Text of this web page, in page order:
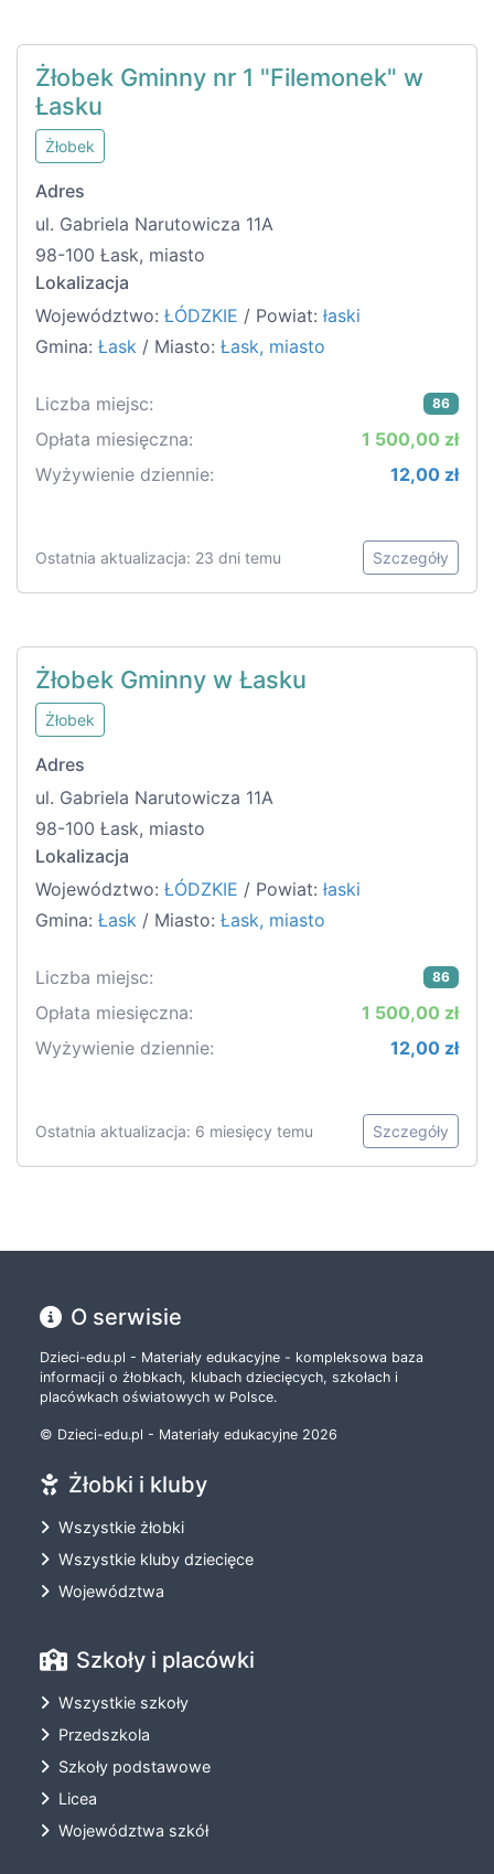
Żłobek Gminny nr 1 "Filemonek" w
Łasku
Żłobek
Adres
ul. Gabriela Narutowicza 11A
98-100 Łask, miasto
Lokalizacja
Województwo: ŁÓDZKIE / Powiat: łaski
Gmina: Łask / Miasto: Łask, miasto
Liczba miejsc: 86
Opłata miesięczna:
1 500,00 zł
Wyżywienie dziennie:
12,00 zł
Ostatnia aktualizacja: 23 dni temu Szczegóły
Żłobek Gminny w Łasku
Żłobek
Adres
ul. Gabriela Narutowicza 11A
98-100 Łask, miasto
Lokalizacja
Województwo: ŁÓDZKIE / Powiat: łaski
Gmina: Łask / Miasto: Łask, miasto
Liczba miejsc: 86
Opłata miesięczna:
1 500,00 zł
Wyżywienie dziennie:
12,00 zł
Ostatnia aktualizacja: 6 miesięcy temu Szczegóły
O serwisie
Dzieci-edu.pl - Materiały edukacyjne - kompleksowa baza
informacji o żłobkach, klubach dziecięcych, szkołach i
placówkach oświatowych w Polsce.
© Dzieci-edu.pl - Materiały edukacyjne 2026
Żłobki i kluby
Wszystkie żłobki
Wszystkie kluby dziecięce
Województwa
Szkoły i placówki
Wszystkie szkoły
Przedszkola
Szkoły podstawowe
Licea
Województwa szkół